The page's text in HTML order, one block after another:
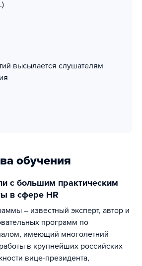
высылается слушателям
обучения
в сфере HR
программ по
имеющий многолетний
в крупнейших российских
вице-президента,